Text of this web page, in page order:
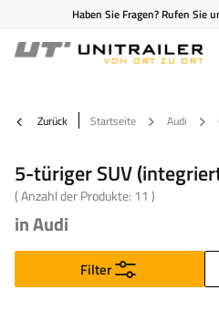
Haben Sie Fragen? Rufen Sie
Zurück Startseite Audi
5-türiger SUV
( Anzahl der Produkte: 11 )
in Audi
Filter